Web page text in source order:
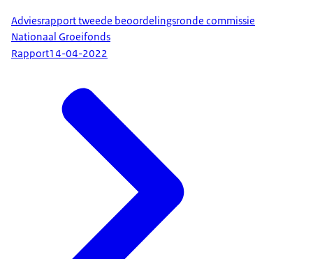
Adviesrapport tweede beoordelingsronde commissie
Nationaal Groeifonds
Rapport14-04-2022